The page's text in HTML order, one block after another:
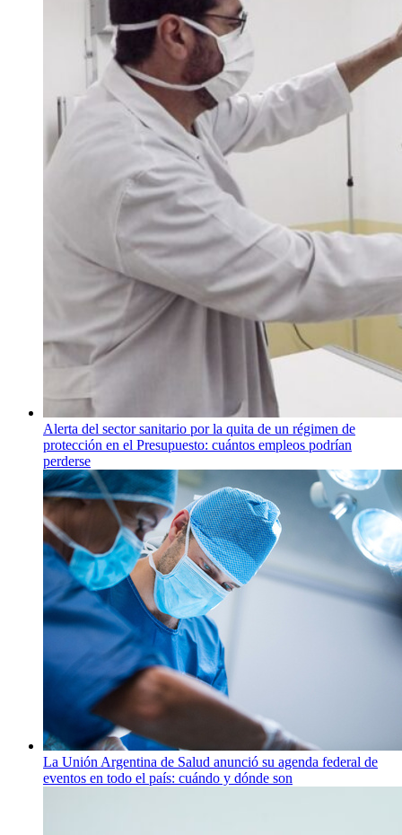
Alerta del sector sanitario por la quita de un régimen de
protección en el Presupuesto: cuántos empleos podrían
perderse
La Unión Argentina de Salud anunció su agenda federal de
eventos en todo el país: cuándo y dónde son